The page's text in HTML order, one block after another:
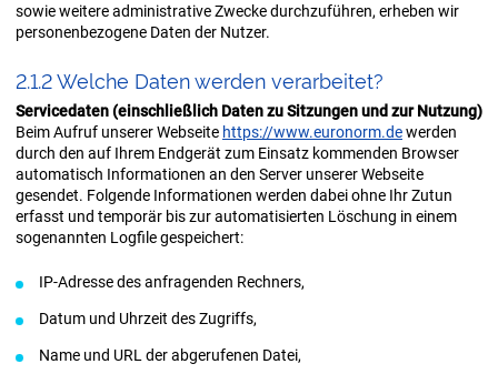
sowie weitere administrative Zwecke durchzuführen, erheben wir
personenbezogene Daten der Nutzer.
2.1.2 Wel­che Daten wer­den ver­ar­bei­tet?
Servicedaten (einschließlich Daten zu Sitzungen und zur Nutzung)
Beim Aufruf unserer Webseite https://www.euronorm.dewerden
durch den auf Ihrem Endgerät zum Einsatz kommenden Browser
automatisch Informationen an den Server unserer Webseite
gesendet. Folgende Informationen werden dabei ohne Ihr Zutun
erfasst und temporär bis zur automatisierten Löschung in einem
sogenannten Logfile gespeichert:
IP-Adresse des anfragenden Rechners,
Datum und Uhrzeit des Zugriffs,
Name und URL der abgerufenen Datei,